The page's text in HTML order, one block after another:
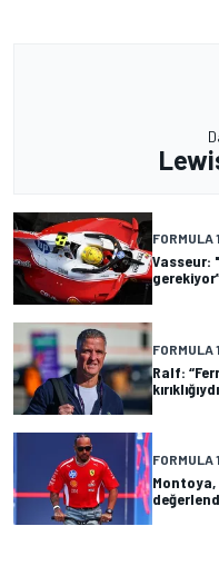
FORMULA 1
Vasseur:
FORMULA 1
Ralf:
FORMULA 1
Montoya,